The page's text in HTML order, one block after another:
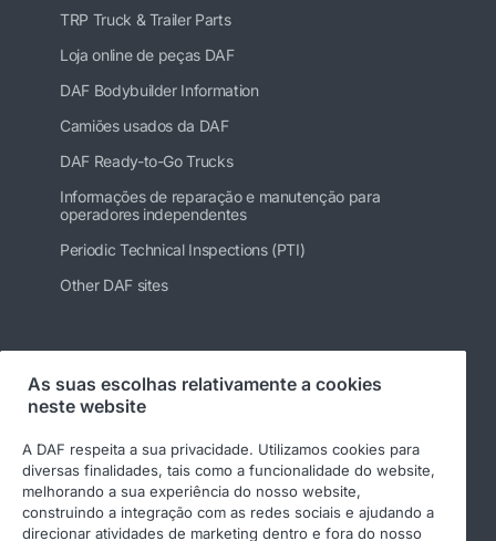
TRP Truck & Trailer Parts
Loja online de peças DAF
DAF Bodybuilder Information
Camiões usados da DAF
DAF Ready-to-Go Trucks
Informações de reparação e manutenção para
operadores independentes
Periodic Technical Inspections (PTI)
Other DAF sites
Siga-nos
As suas escolhas relativamente a cookies
neste website
A DAF respeita a sua privacidade. Utilizamos cookies para
diversas finalidades, tais como a funcionalidade do website,
melhorando a sua experiência do nosso website,
construindo a integração com as redes sociais e ajudando a
direcionar atividades de marketing dentro e fora do nosso